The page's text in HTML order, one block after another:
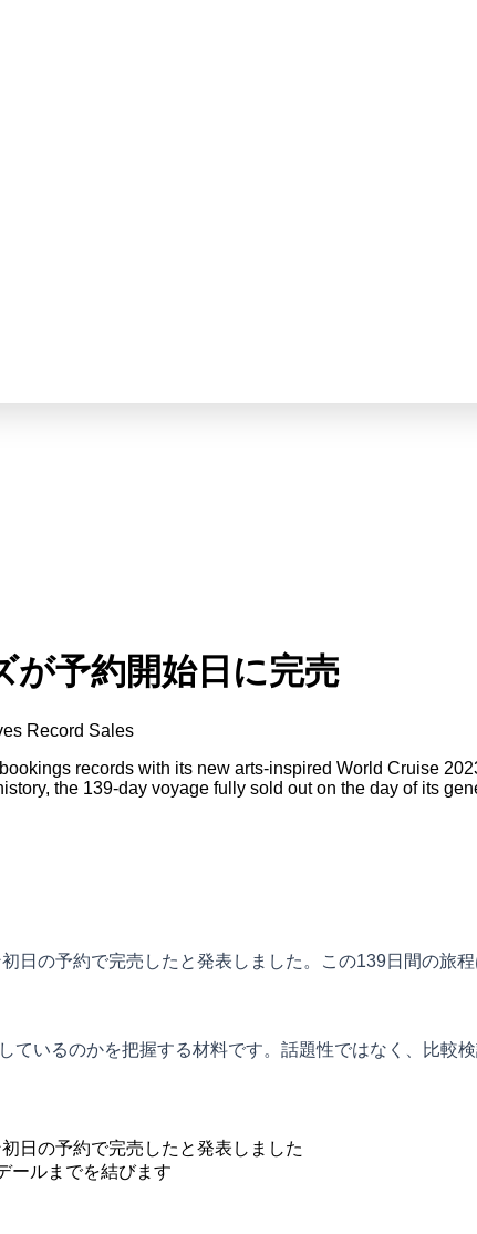
が予約開始日に完売
Record Sales
records with its new arts-inspired World Cruise
the 139-day voyage fully sold out on the day of its
日の予約で完売したと発表しました。この139日間の旅
いるのかを把握する材料です。話題性ではなく、比較
日の予約で完売したと発表しました
ールまでを結びます